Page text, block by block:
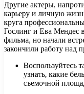
Другие актеры,
карьеру и личную
круга
Гослинг и Ева Мендес
фильма, но начали
закончили работу над
Воспользуйтесь
узнать, какие
съемочной